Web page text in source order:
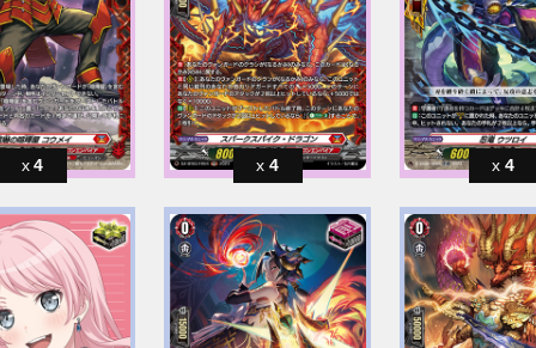
4 4 4